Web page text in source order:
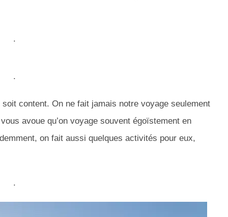
.
.
content. On ne fait jamais notre voyage seulement
avoue qu’on voyage souvent égoïstement en
on fait aussi quelques activités pour eux,
.